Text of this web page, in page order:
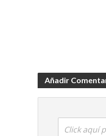
Añadir
Click aquí